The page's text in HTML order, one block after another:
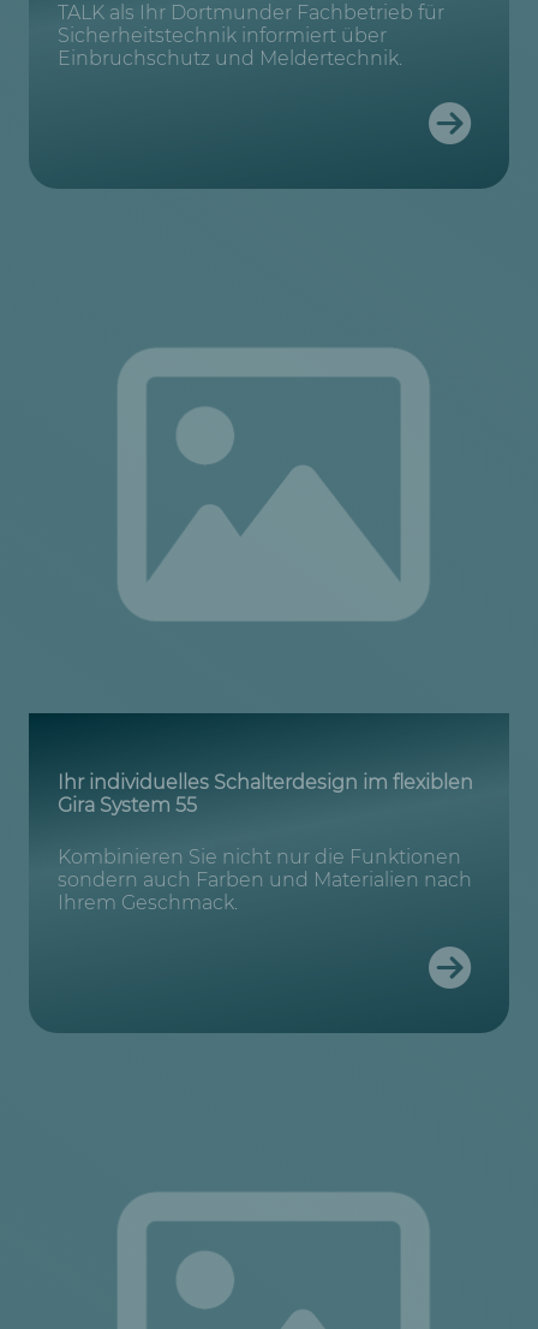
TALK als Ihr Dortmunder Fachbetrieb für
Sicherheitstechnik informiert über
Einbruchschutz und Meldertechnik.
Ihr individuelles Schalterdesign im flexiblen
Gira System 55
Kombinieren Sie nicht nur die Funktionen
sondern auch Farben und Materialien nach
Ihrem Geschmack.